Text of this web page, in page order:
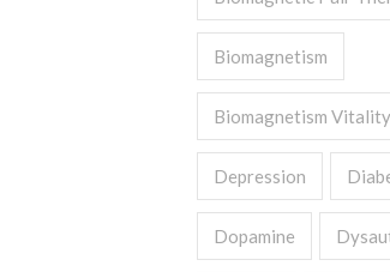
Biomagnetism
Biomagnetism Vitality
Depression
Dopamine